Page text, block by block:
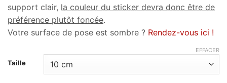
à
12.00€
support clair, la couleur du sticker devra donc être de
préférence plutôt foncée.
Votre surface de pose est sombre ? Rendez-vous ici !
Taille
EFFACER